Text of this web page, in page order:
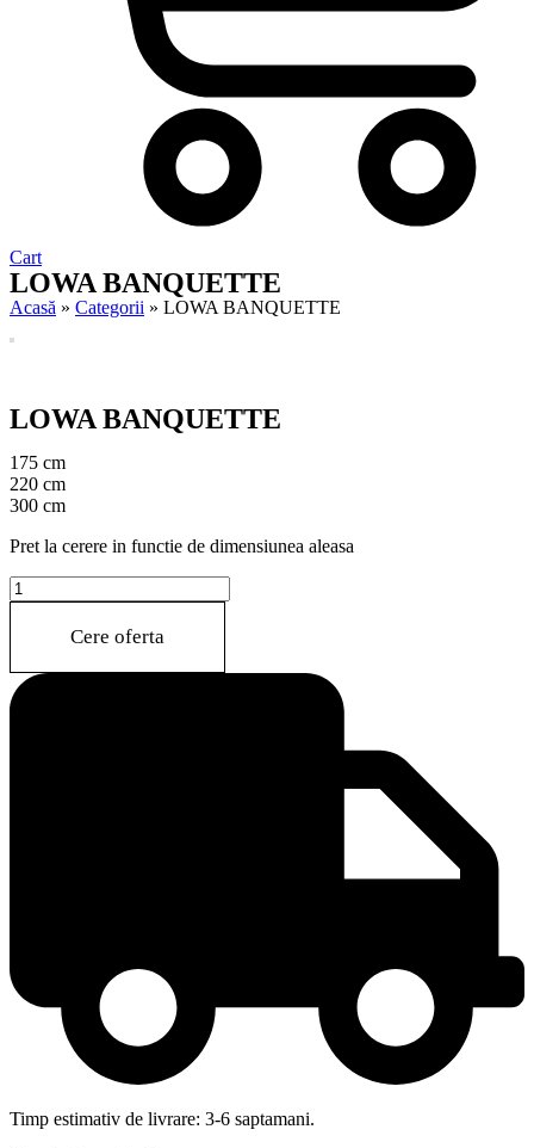
Cart
LOWA BANQUETTE
Acasă » Categorii » LOWA BANQUETTE
LOWA BANQUETTE
175 cm
220 cm
300 cm
Pret la cerere in functie de dimensiunea aleasa
LOWA
BANQUETTE
Cere oferta
Timp estimativ de livrare: 3-6 saptamani.